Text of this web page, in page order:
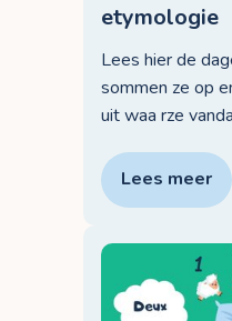
etymologie
Lees hier de
sommen ze op
uit waa rze
Lees meer